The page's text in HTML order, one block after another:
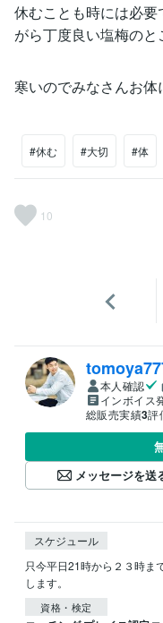
休むことも時には必
がら丁度良い塩梅のと
寒いのでみなさんお体
#休む #大切 #体
10
本人確認
インボイス
総販売実績3評
メッセージを送
スケジュール
只今平日21時から２３時ま
します。
資格・検定